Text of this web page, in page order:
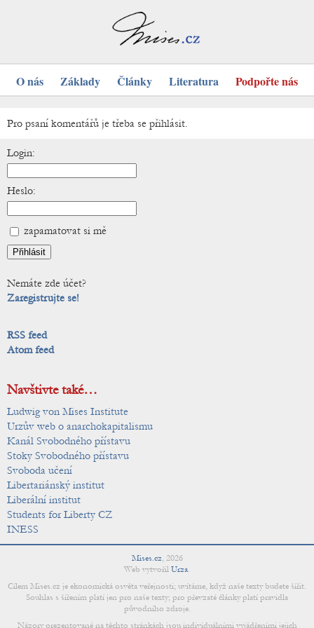
O nás Základy Články Literatura Podpořte nás
Pro psaní komentářů je třeba se přihlásit.
Login:
Heslo:
zapamatovat si mě
Nemáte zde účet?
Zaregistrujte se!
RSS feed
Atom feed
Navštivte také…
Ludwig von Mises Institute
Urzův web o anarchokapitalismu
Kanál Svobodného přístavu
Stoky Svobodného přístavu
Svoboda učení
Libertariánský institut
Liberální institut
Students for Liberty CZ
INESS
Mises.cz, 2026
Web vytvořil Urza.
Cílem Mises.cz je ekonomická osvěta veřejnosti; uvítáme, když naše texty budete šířit.
Souhlas s šířením platí jen pro naše texty; pro převzaté články platí pravidla
původního zdroje.
Názory prezentované na těchto stránkách jsou individuálními vyjádřeními jejich